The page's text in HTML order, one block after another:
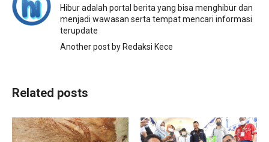
Hibur adalah portal berita yang bisa menghibur dan
menjadi wawasan serta tempat mencari informasi
terupdate
Another post by Redaksi Kece
Related posts